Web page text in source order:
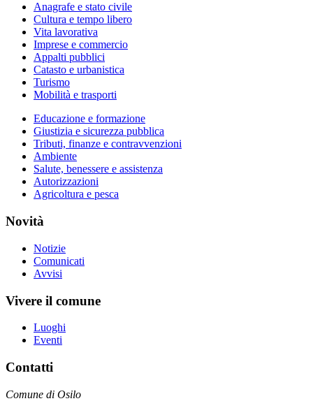
Anagrafe e stato civile
Cultura e tempo libero
Vita lavorativa
Imprese e commercio
Appalti pubblici
Catasto e urbanistica
Turismo
Mobilità e trasporti
Educazione e formazione
Giustizia e sicurezza pubblica
Tributi, finanze e contravvenzioni
Ambiente
Salute, benessere e assistenza
Autorizzazioni
Agricoltura e pesca
Novità
Notizie
Comunicati
Avvisi
Vivere il comune
Luoghi
Eventi
Contatti
Comune di Osilo